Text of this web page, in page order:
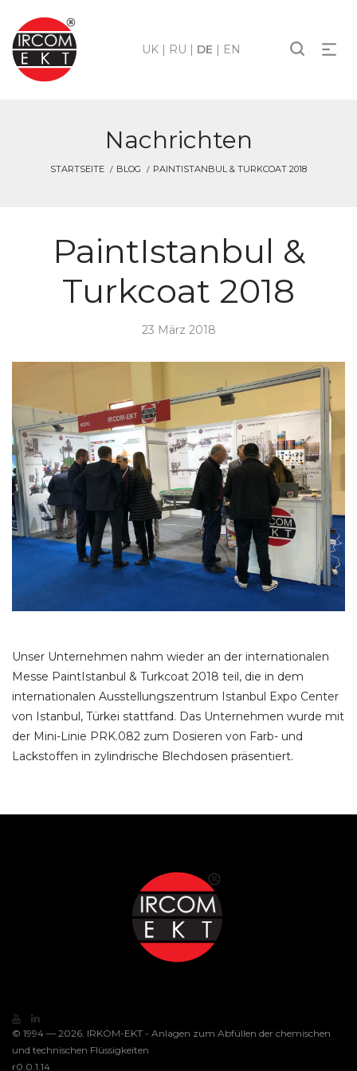
UK | RU | DE | EN
Nachrichten
STARTSEITE BLOG PAINTISTANBUL & TURKCOAT 2018
PaintIstanbul &
Turkcoat 2018
23 März 2018
Unser Unternehmen nahm wieder an der internationalen
Messe PaintIstanbul & Turkcoat 2018 teil, die in dem
internationalen Ausstellungszentrum Istanbul Expo Center
von Istanbul, Türkei stattfand. Das Unternehmen wurde mit
der Mini-Linie PRK.082 zum Dosieren von Farb- und
Lackstoffen in zylindrische Blechdosen präsentiert.
© 1994 — 2026. IRKOM-EKT - Anlagen zum Abfüllen der chemischen
und technischen Flüssigkeiten
r0.0.1.14